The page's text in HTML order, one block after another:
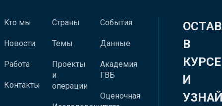
Кто мы
Новости
Работа
Контакты
Страны
Темы
Проекты
и
операции
События
Данные
Академия
ГВБ
Оценочная
В
КУРСЕ
И